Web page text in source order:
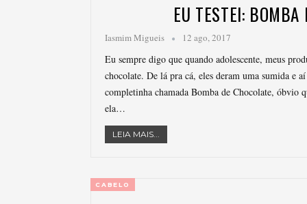
EU TESTEI: BOMBA
Iasmim Migueis 12 ago, 2017
Eu sempre digo que quando adolescente, meus
chocolate. De lá pra cá, eles deram uma sumida e
completinha chamada Bomba de Chocolate, óbvio
ela…
LEIA MAIS...
CABELO